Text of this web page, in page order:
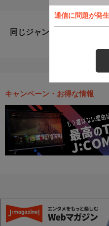
通信に問題が発
同じジャンルのおすすめ番組
キャンペーン・お得な情報